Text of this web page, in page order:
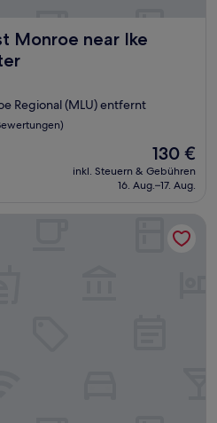
Monroe near Ike
near Ike Hamilton Expo
Regional (MLU) entfernt
Der
Preis
beträgt
130 €
inkl. Steuern & Gebühren
16. Aug.–17. Aug.